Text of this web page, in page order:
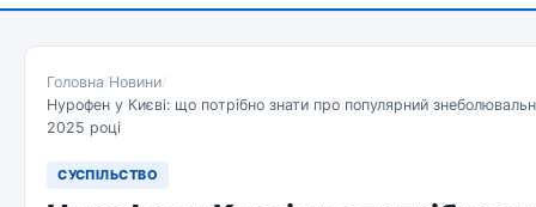
Головна/Новини/
Нурофен у Києві: що потрібно знати про популярний
2025 році
СУСПІЛЬСТВО